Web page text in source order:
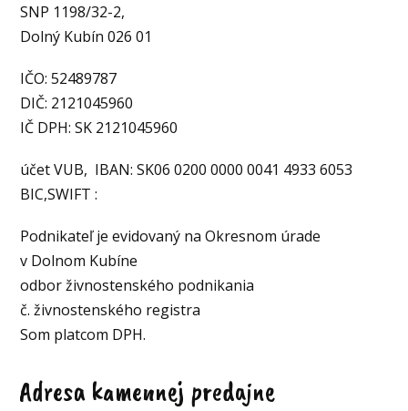
SNP 1198/32-2,
Dolný Kubín 026 01
IČO: 52489787
DIČ: 2121045960
IČ DPH: SK 2121045960
účet VUB, IBAN: SK06 0200 0000 0041 4933 6053
BIC,SWIFT :
Podnikateľ je evidovaný na Okresnom úrade
v Dolnom Kubíne
odbor živnostenského podnikania
č. živnostenského registra
Som platcom DPH.
Adresa kamennej predajne